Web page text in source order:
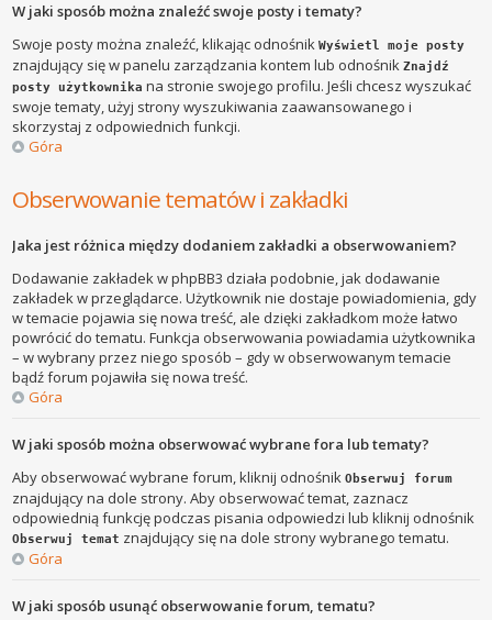
W jaki sposób można znaleźć swoje posty i tematy?
Swoje posty można znaleźć, klikając odnośnikWyświetl moje posty
znajdujący się w panelu zarządzania kontem lub odnośnikZnajdź
posty użytkownika na stronie swojego profilu. Jeśli chcesz wyszukać
swoje tematy, użyj strony wyszukiwania zaawansowanego i
skorzystaj z odpowiednich funkcji.
Góra
Obserwowanie tematów i zakładki
Jaka jest różnica między dodaniem zakładki a obserwowaniem?
Dodawanie zakładek w phpBB3 działa podobnie, jak dodawanie
zakładek w przeglądarce. Użytkownik nie dostaje powiadomienia, gdy
w temacie pojawia się nowa treść, ale dzięki zakładkom może łatwo
powrócić do tematu. Funkcja obserwowania powiadamia użytkownika
– w wybrany przez niego sposób – gdy w obserwowanym temacie
bądź forum pojawiła się nowa treść.
Góra
W jaki sposób można obserwować wybrane fora lub tematy?
Aby obserwować wybrane forum, kliknij odnośnikObserwuj forum
znajdujący na dole strony. Aby obserwować temat, zaznacz
odpowiednią funkcję podczas pisania odpowiedzi lub kliknij odnośnik
Obserwuj temat znajdujący się na dole strony wybranego tematu.
Góra
W jaki sposób usunąć obserwowanie forum, tematu?